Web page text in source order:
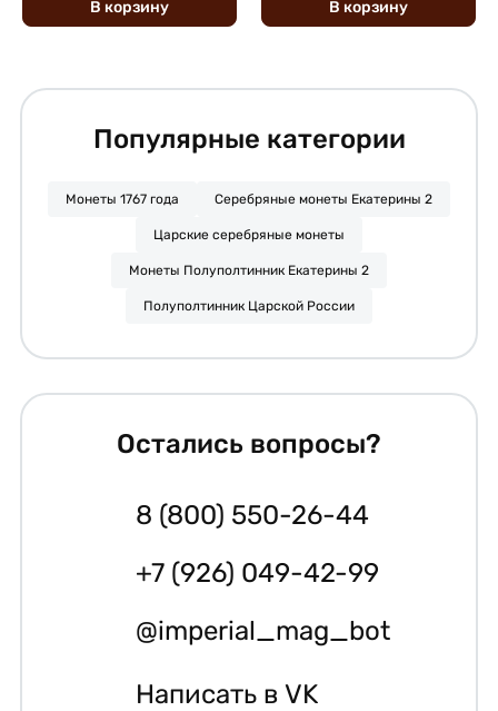
В корзину В корзину
Популярные категории
Монеты 1767 года Серебряные монеты Екатерины 2
Царские серебряные монеты
Монеты Полуполтинник Екатерины 2
Полуполтинник Царской России
Остались вопросы?
8 (800) 550-26-44
+7 (926) 049-42-99
@imperial_mag_bot
Написать в VK